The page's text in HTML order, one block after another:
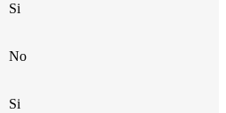
Si
No
Si